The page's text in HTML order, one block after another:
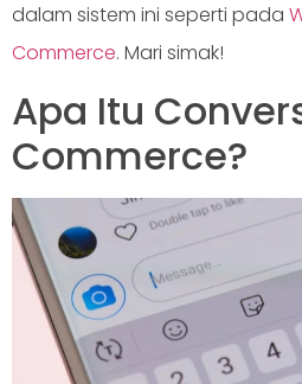
dalam sistem ini seperti pada
Commerce. Mari simak!
Apa Itu
Commerce?